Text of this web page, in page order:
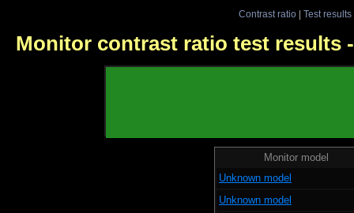
Contrast ratio| Test results
Monitor contrast ratio test results
Monitor model
Unknown model
Unknown model